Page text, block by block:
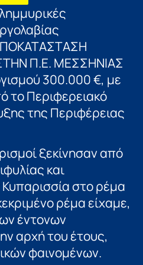
Π.Ε. ΜΕΣΣΗΝΙΑΣ
300.000 €, με
το Περιφερειακό
της Περιφέρειας
ξεκίνησαν από
και
στο ρέμα
ρέμα είχαμε,
έντονων
αρχή του έτους,
φαινομένων.